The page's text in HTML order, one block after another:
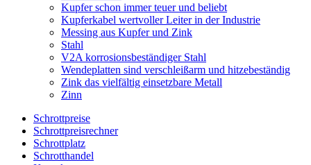
Kupfer schon immer teuer und beliebt
Kupferkabel wertvoller Leiter in der Industrie
Messing aus Kupfer und Zink
Stahl
V2A korrosionsbeständiger Stahl
Wendeplatten sind verschleißarm und hitzebeständig
Zink das vielfältig einsetzbare Metall
Zinn
Schrottpreise
Schrottpreisrechner
Schrottplatz
Schrotthandel